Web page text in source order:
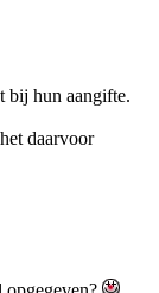
bij hun aangifte.
daarvoor